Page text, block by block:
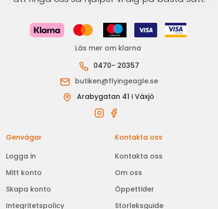
Läs mer om klarna
0470- 20357
butiken@flyingeagle.se
Arabygatan 41 i Växjö
Genvägar
Logga in
Mitt konto
Skapa konto
Integritetspolicy
Kontakta oss
Kontakta oss
Om oss
Öppettider
Storleksguide